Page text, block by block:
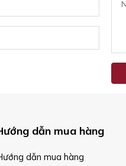
dẫn mua hàng
dẫn mua hàng